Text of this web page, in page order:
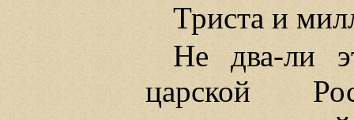
Триста и
Не два-ли
царской